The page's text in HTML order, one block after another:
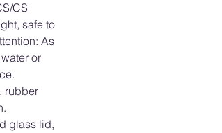
CS
safe to
As
or
rubber
glass lid,